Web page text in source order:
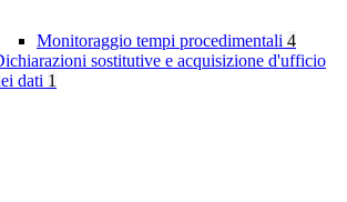
Monitoraggio tempi procedimentali 4
sostitutive e acquisizione d'ufficio
dati 1